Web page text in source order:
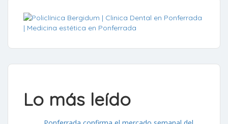
Lo más leído